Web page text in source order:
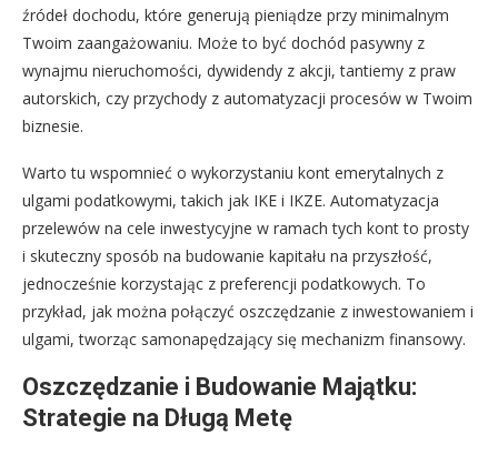
źródeł dochodu, które generują pieniądze przy minimalnym
Twoim zaangażowaniu. Może to być dochód pasywny z
wynajmu nieruchomości, dywidendy z akcji, tantiemy z praw
autorskich, czy przychody z automatyzacji procesów w Twoim
biznesie.
Warto tu wspomnieć o wykorzystaniu kont emerytalnych z
ulgami podatkowymi, takich jak IKE i IKZE. Automatyzacja
przelewów na cele inwestycyjne w ramach tych kont to prosty
i skuteczny sposób na budowanie kapitału na przyszłość,
jednocześnie korzystając z preferencji podatkowych. To
przykład, jak można połączyć oszczędzanie z inwestowaniem i
ulgami, tworząc samonapędzający się mechanizm finansowy.
Oszczędzanie i Budowanie Majątku:
Strategie na Długą Metę